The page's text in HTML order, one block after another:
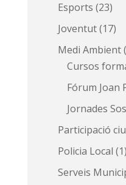
Esports (23)
Joventut(17)
Medi Ambient
Cursos
Fórum Joan
Jornades
Participació
Policia Local (1)
Serveis